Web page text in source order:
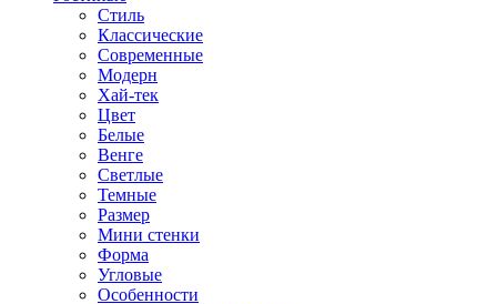
Стиль
Классические
Современные
Модерн
Хай-тек
Цвет
Белые
Венге
Светлые
Темные
Размер
Мини стенки
Форма
Угловые
Особенности